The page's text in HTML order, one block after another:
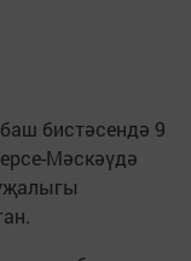
бистәсендә 9
Мәскәүдә